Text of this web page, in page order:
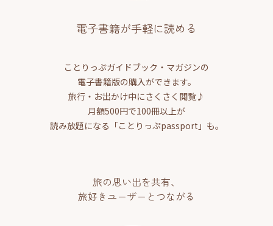
電子書籍が手軽に読める
ことりっぷガイドブック・マガジンの
電子書籍版の購入ができます。
旅行・お出かけ中にさくさく閲覧♪
月額500円で100冊以上が
読み放題になる「ことりっぷpassport」も。
旅の思い出を共有、
旅好きユーザーとつながる